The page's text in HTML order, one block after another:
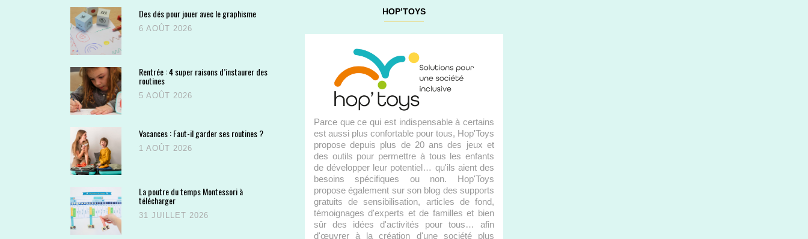
Des dés pour jouer avec le graphisme
6 AOÛT 2026
Rentrée : 4 super raisons d’instaurer des
routines
5 AOÛT 2026
Vacances : Faut-il garder ses routines ?
1 AOÛT 2026
La poutre du temps Montessori à
télécharger
31 JUILLET 2026
HOP’TOYS
Parce que ce qui est indispensable à certains
est aussi plus confortable pour tous, Hop'Toys
propose depuis plus de 20 ans des jeux et
des outils pour permettre à tous les enfants
de développer leur potentiel… qu'ils aient des
besoins spécifiques ou non. Hop'Toys
propose également sur son blog des supports
gratuits de sensibilisation, articles de fond,
témoignages d'experts et de familles et bien
sûr des idées d'activités pour tous… afin
d'œuvrer à la création d'une société plus